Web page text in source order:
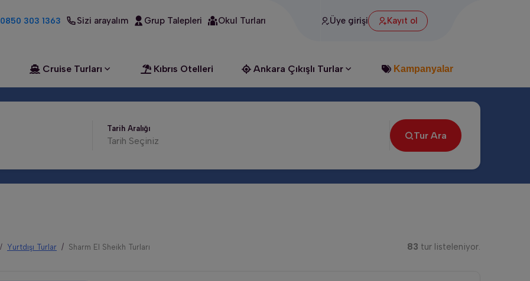
0850 303 1363 Sizi arayalım Grup Talepleri Okul Turları Üye girişi Kayıt ol
Cruise Turları Kıbrıs Otelleri Ankara Çıkışlı Turlar Kampanyalar
Tarih Aralığı
Tur Ara
Yurtdışı Turlar Sharm El Sheikh Turları 83 tur listeleniyor.